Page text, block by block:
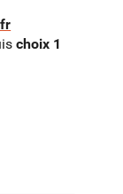
choix 1